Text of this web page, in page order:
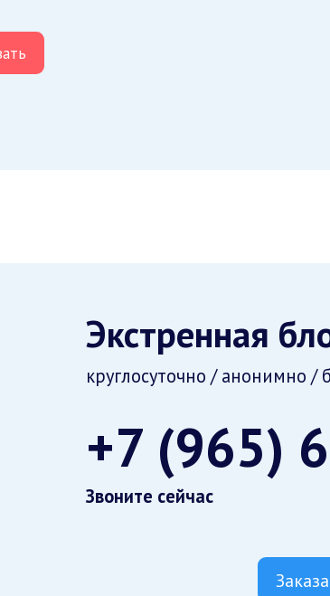
Экстренная
круглосуточно / анонимно /
+7 (965)
Звоните сейчас